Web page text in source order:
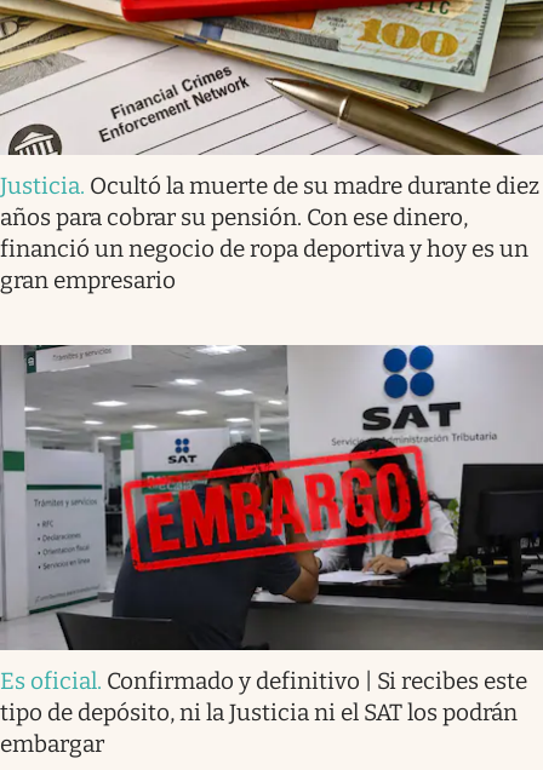
Justicia. Ocultó la muerte de su madre durante diez
años para cobrar su pensión. Con ese dinero,
financió un negocio de ropa deportiva y hoy es un
gran empresario
Es oficial. Confirmado y definitivo | Si recibes este
tipo de depósito, ni la Justicia ni el SAT los podrán
embargar